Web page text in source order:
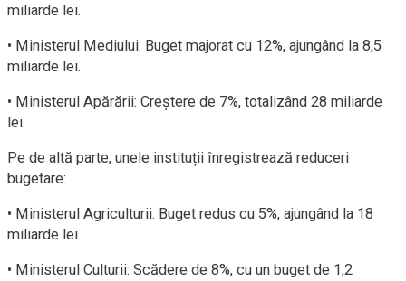
miliarde lei.
• Ministerul Mediului: Buget majorat cu 12%, ajungând la 8,5
miliarde lei.
• Ministerul Apărării: Creștere de 7%, totalizând 28 miliarde
lei.
Pe de altă parte, unele instituții înregistrează reduceri
bugetare:
• Ministerul Agriculturii: Buget redus cu 5%, ajungând la 18
miliarde lei.
• Ministerul Culturii: Scădere de 8%, cu un buget de 1,2